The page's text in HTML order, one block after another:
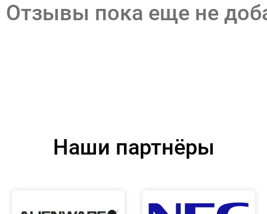
Отзывы пока еще не
Наши партнёры